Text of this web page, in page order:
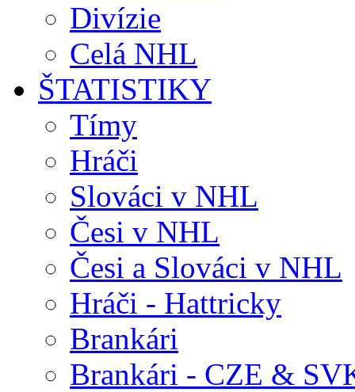
Divízie
Celá NHL
ŠTATISTIKY
Tímy
Hráči
Slováci v NHL
Česi v NHL
Česi a Slováci v NHL
Hráči - Hattricky
Brankári
Brankári - CZE &